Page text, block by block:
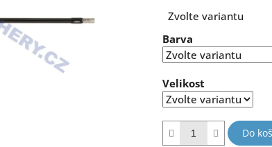
0,0
5
hvězdiček.
cena:
Zvolte variantu
Barva
Velikost
Do